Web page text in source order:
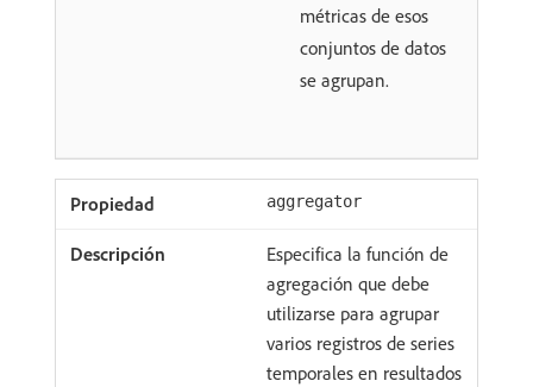
métricas de esos
conjuntos de datos
se agrupan.
aggregator
Especifica la función de
agregación que debe
utilizarse para agrupar
varios registros de series
temporales en resultados